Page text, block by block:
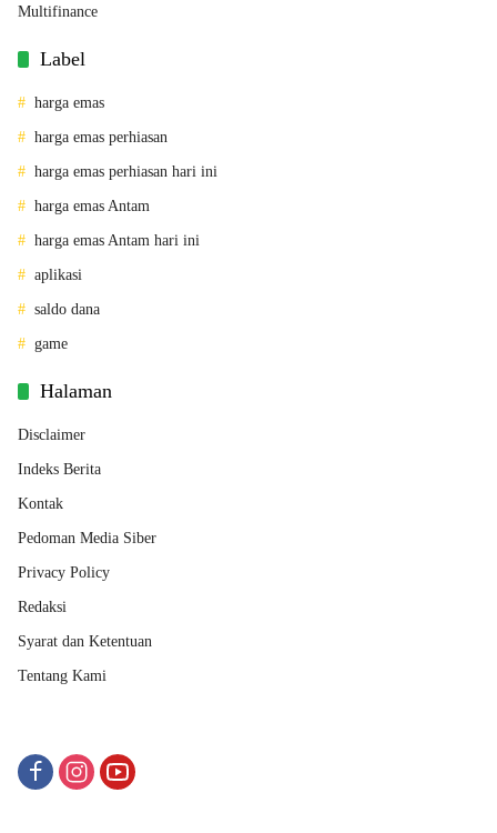
Multifinance
Label
harga emas
harga emas perhiasan
harga emas perhiasan hari ini
harga emas Antam
harga emas Antam hari ini
aplikasi
saldo dana
game
Halaman
Disclaimer
Indeks Berita
Kontak
Pedoman Media Siber
Privacy Policy
Redaksi
Syarat dan Ketentuan
Tentang Kami